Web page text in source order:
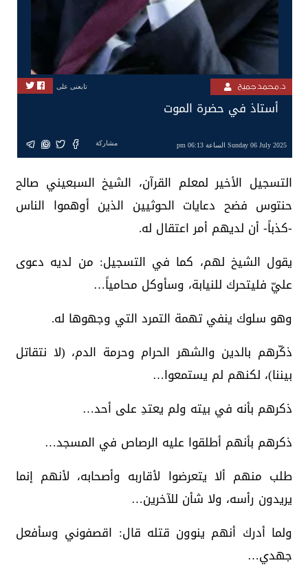
د. محمد جميح تابعنى على
أستاذ في حضرة الموت
Sunday 06 July 2025 الساعة 06:13 pm مشاركة
التسجيل الأخير لمعلم القرآن، الشيخ السبعيني صالح
حنتوس فضح دعايات الحوثيين الذين أوهموا الناس
-كذباً- أن لديهم أمر اعتقال له.
يقول الشيخ لهم، كما في التسجيل: من لديه دعوى
عليّ فليتحرك للنيابة، وسأوكل محامياً…
وهو سلوك ينفي تهمة التمرد التي وجهوها له.
ذكّرهم بالدين والشهر الحرام وحرمة الدم، (لا نتقاتل
بيننا)، لكنهم لم يستمعوا…
ذكرهم بأنه في بيته ولم يعتدِ على أحد…
ذكرهم بأنهم أطلقوا عليه الرصاص في المسجد…
طلب منهم ألا يتعرضوا لأقاربه وأصحابه، لأنهم إنما
يريدون رأسه، ولا شأن للآخرين…
ولما أدرك أنهم ينوون قتله قال: اقصفوني وسأفعل
جهدي…